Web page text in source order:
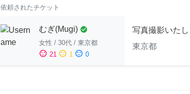
依頼されたチケット
むぎ(Mugi) check_circle
女性 / 30代 / 東京都
sentiment_satisfied 21 sentiment_neutral 1 sentiment_dissatisfied 0
写真撮影いた
東京都